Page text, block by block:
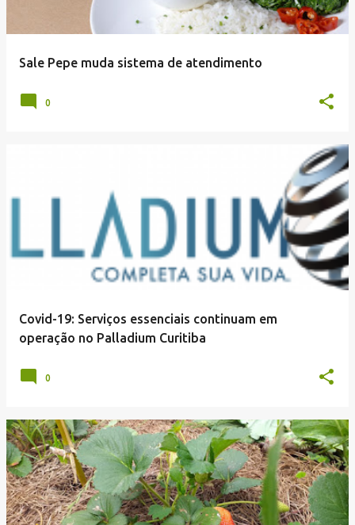
Sale Pepe muda sistema de atendimento
0
Covid-19: Serviços essenciais continuam em
operação no Palladium Curitiba
0